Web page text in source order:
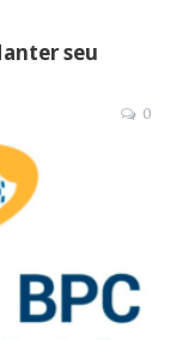
seu
0